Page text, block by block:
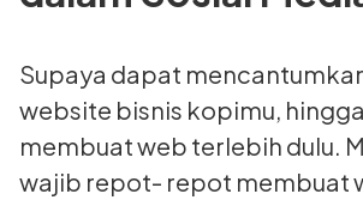
Supaya dapat
website bisnis kopimu,
membuat web terlebih dulu.
wajib repot- repot membuat